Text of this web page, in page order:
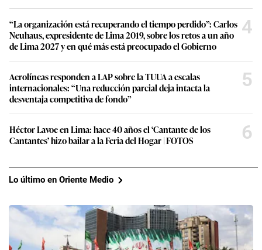
“La organización está recuperando el tiempo perdido”: Carlos
Neuhaus, expresidente de Lima 2019, sobre los retos a un año
de Lima 2027 y en qué más está preocupado el Gobierno
4
Aerolíneas responden a LAP sobre la TUUA a escalas
internacionales: “Una reducción parcial deja intacta la
desventaja competitiva de fondo”
5
Héctor Lavoe en Lima: hace 40 años el ‘Cantante de los
Cantantes’ hizo bailar a la Feria del Hogar | FOTOS
6
Lo último en Oriente Medio